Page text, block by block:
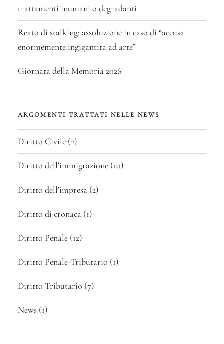
trattamenti inumani o degradanti
Reato di stalking: assoluzione in caso di “accusa
enormemente ingigantita ad arte”
Giornata della Memoria 2026
ARGOMENTI TRATTATI NELLE NEWS
Diritto Civile (2)
Diritto dell'immigrazione (10)
Diritto dell'impresa (2)
Diritto di cronaca (1)
Diritto Penale (12)
Diritto Penale-Tributario (1)
Diritto Tributario (7)
News (1)